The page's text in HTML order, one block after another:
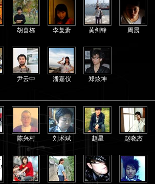
胡喜栋 李复萧 黄剑锋 周晨
尹云中 潘嘉仪 郑炫坤
陈兴村 刘术斌 赵星 赵晓杰